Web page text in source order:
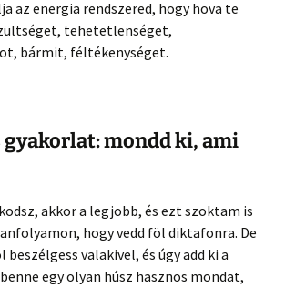
az energia rendszered, hogy hova te
tehetetlenséget,
bármit, féltékenységet.
mondd ki, ami
akkor a legjobb, és ezt szoktam is
hogy vedd föl diktafonra. De
valakivel, és úgy add ki a
egy olyan húsz hasznos mondat,